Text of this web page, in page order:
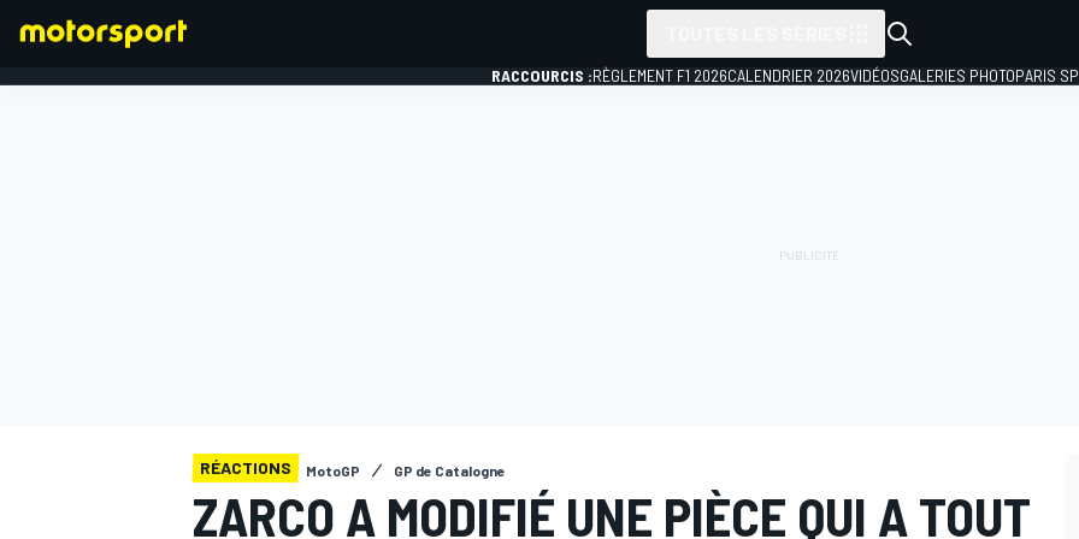
RACCOURCIS :RÈGLEMENT F1 2026CALENDRIER 2026VIDÉOSGALERIES PHOTOPARIS
RÉACTIONS MotoGP GP de Catalogne
ZARCO A MODIFIÉ UNE PIÈCE QUI A TOUT